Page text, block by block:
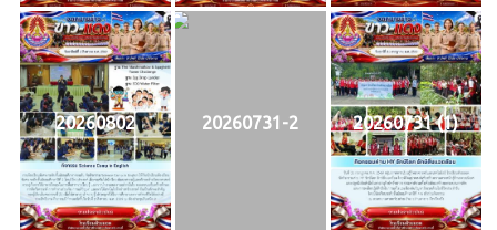
20260802 20260731-2 20260731 (1)